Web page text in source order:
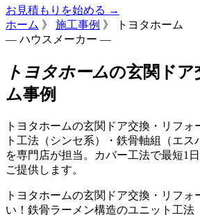
お見積もりを始める →
ホーム 》 施工事例 》
トヨタホーム
— ハウスメーカー —
トヨタホームの玄関ドア
ム事例
トヨタホームの玄関ドア交換・リフォ
ト工法（シンセ系）・鉄骨軸組（エス
を専門店が担当。カバー工法で最短1
ご提供します。
トヨタホームの玄関ドア交換・リフォ
い！鉄骨ラーメン構造のユニット工法